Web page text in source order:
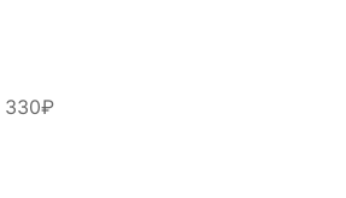
330₽